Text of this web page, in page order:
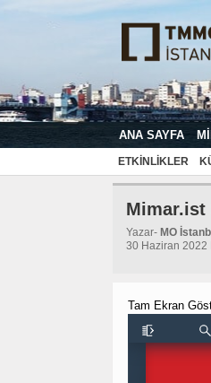
ANA SAYFA
ETKINLIKLER
Mimar.ist
Yazar- MO
30 Haziran 2022
Tam Ekran